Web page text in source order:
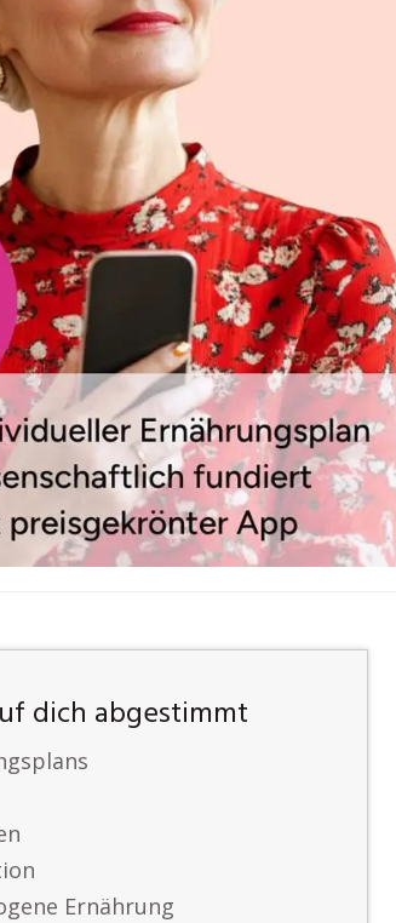
dich abgestimmt
Ernährung